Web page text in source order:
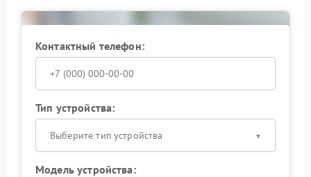
Контактный телефон:
Тип устройства:
Выберите тип устройства
Модель устройства: